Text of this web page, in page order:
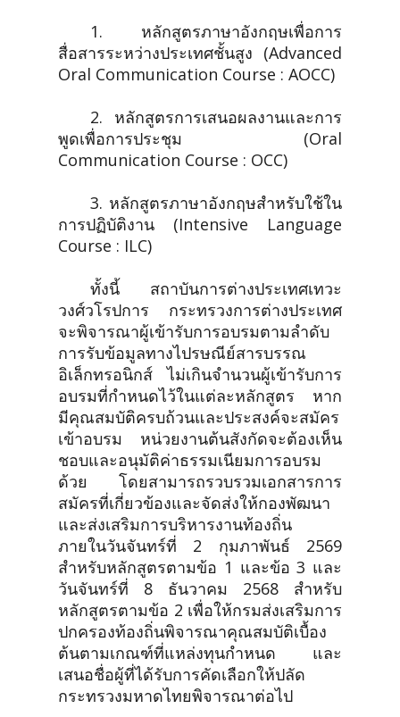
1. หลักสูตรภาษาอังกฤษเพื่อการ
สื่อสารระหว่างประเทศชั้นสูง (Advanced
Oral Communication Course : AOCC)
2. หลักสูตรการเสนอผลงานและการ
พูดเพื่อการประชุม (Oral
Communication Course : OCC)
3. หลักสูตรภาษาอังกฤษสำหรับใช้ใน
การปฏิบัติงาน (Intensive Language
Course : ILC)
ทั้งนี้ สถาบันการต่างประเทศเทวะ
วงศ์วโรปการ กระทรวงการต่างประเทศ
จะพิจารณาผู้เข้ารับการอบรมตามลำดับ
การรับข้อมูลทางไปรษณีย์สารบรรณ
อิเล็กทรอนิกส์ ไม่เกินจำนวนผู้เข้ารับการ
อบรมที่กำหนดไว้ในแต่ละหลักสูตร หาก
มีคุณสมบัติครบถ้วนและประสงค์จะสมัคร
เข้าอบรม หน่วยงานต้นสังกัดจะต้องเห็น
ชอบและอนุมัติค่าธรรมเนียมการอบรม
ด้วย โดยสามารถรวบรวมเอกสารการ
สมัครที่เกี่ยวข้องและจัดส่งให้กองพัฒนา
และส่งเสริมการบริหารงานท้องถิ่น
ภายในวันจันทร์ที่ 2 กุมภาพันธ์ 2569
สำหรับหลักสูตรตามข้อ 1 และข้อ 3 และ
วันจันทร์ที่ 8 ธันวาคม 2568 สำหรับ
หลักสูตรตามข้อ 2 เพื่อให้กรมส่งเสริมการ
ปกครองท้องถิ่นพิจารณาคุณสมบัติเบื้อง
ต้นตามเกณฑ์ที่แหล่งทุนกำหนด และ
เสนอชื่อผู้ที่ได้รับการคัดเลือกให้ปลัด
กระทรวงมหาดไทยพิจารณาต่อไป